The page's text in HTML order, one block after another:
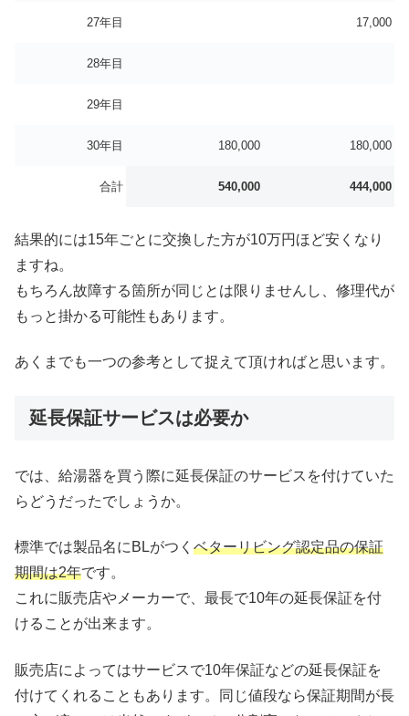
27年目 17,000
28年目
29年目
30年目 180,000 180,000
合計 540,000 444,000
結果的には15年ごとに交換した方が10万円ほど安くなり
ますね。
もちろん故障する箇所が同じとは限りませんし、修理代が
もっと掛かる可能性もあります。
あくまでも一つの参考として捉えて頂ければと思います。
延長保証サービスは必要か
では、給湯器を買う際に延長保証のサービスを付けていた
らどうだったでしょうか。
標準では製品名にBLがつく ベターリビング認定品の保証
期間は2年です。
これに販売店やメーカーで、最長で10年の延長保証を付
けることが出来ます。
販売店によってはサービスで10年保証などの延長保証を
付けてくれることもあります。同じ値段なら保証期間が長